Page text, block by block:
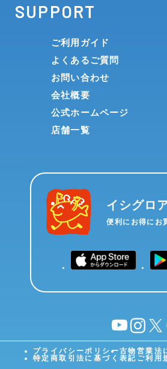
SUPPORT
ご利用ガイド
よくあるご質問
お問い合わせ
会社概要
公式ホームページ
店舗一覧
イシグロ
便利にお得にお
YouTubeinstagram
X
プライバシーポリシー古物営業法
特定商取引法に基づく表記 ご利用